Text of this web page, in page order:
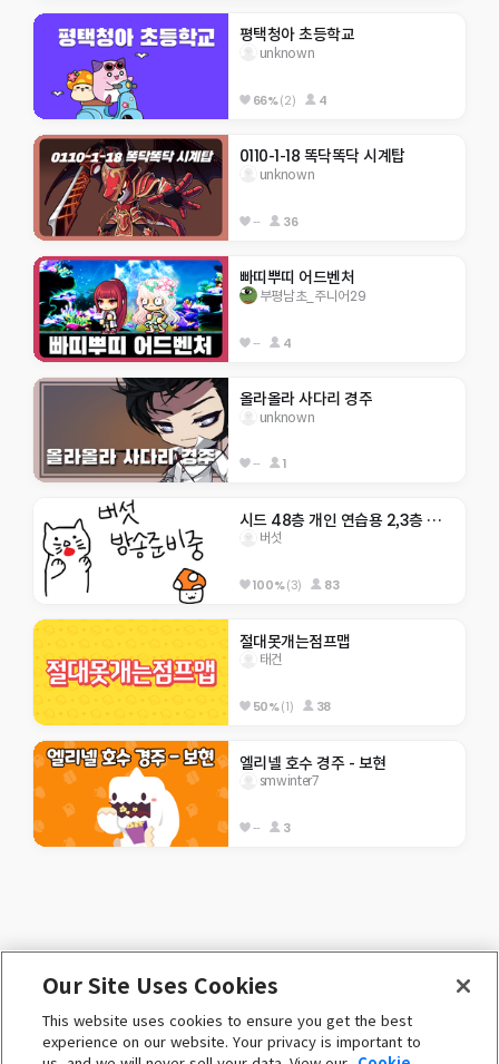
평택청아 초등학교
unknown
66%(2) 4
0110-1-18 똑닥똑닥 시계탑
unknown
-- 36
빠띠뿌띠 어드벤처
부평남초_주니어29
-- 4
올라올라 사다리 경주
unknown
-- 1
시드 48층 개인 연습용 2,3층 텔포O
버섯
100%(3) 83
절대못개는점프맵
태건
50%(1) 38
엘리넬 호수 경주 - 보현
smwinter7
-- 3
ⓒ Nexon Korea Corp. & Toben Studio Inc.
Our Site Uses Cookies
This website uses cookies to ensure you get the best
experience on our website. Your privacy is important to